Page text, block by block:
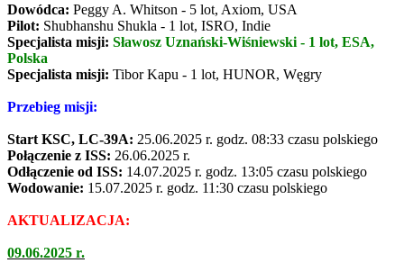
Dowódca: Peggy A. Whitson - 5 lot, Axiom, USA
Pilot: Shubhanshu Shukla - 1 lot, ISRO, Indie
Specjalista misji: Sławosz Uznański-Wiśniewski - 1 lot, ESA,
Polska
Specjalista misji: Tibor Kapu - 1 lot, HUNOR, Węgry
Przebieg misji:
Start KSC, LC-39A: 25.06.2025 r. godz. 08:33 czasu polskiego
Połączenie z ISS: 26.06.2025 r.
Odłączenie od ISS: 14.07.2025 r. godz. 13:05 czasu polskiego
Wodowanie: 15.07.2025 r. godz. 11:30 czasu polskiego
AKTUALIZACJA:
09.06.2025 r.